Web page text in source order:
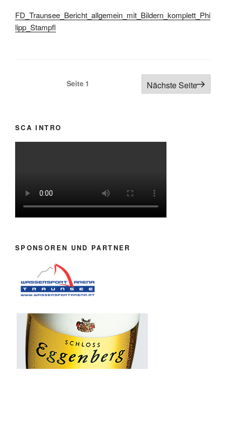
FD_Traunsee_Bericht_allgemein_mit_Bildern_komplett_Phi
lipp_Stampfl
Seitennummerierung
Seite 1 Nächste Seite
SCA INTRO
SPONSOREN UND PARTNER